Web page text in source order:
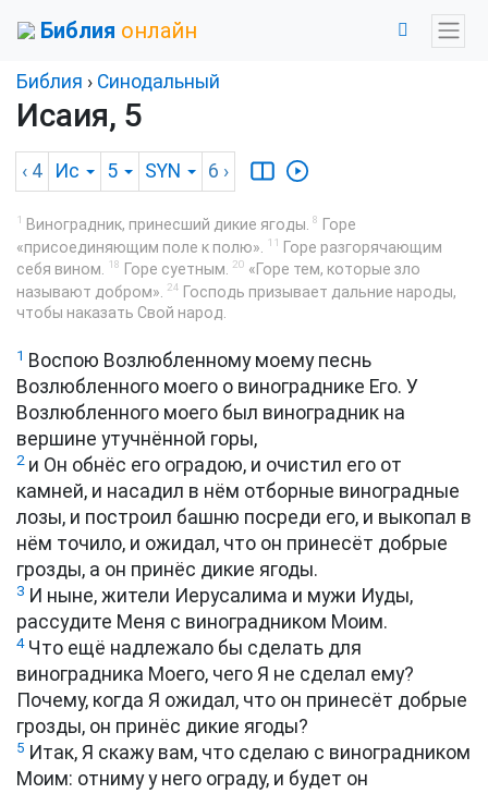
Библия онлайн
Библия › Синодальный
Исаия, 5
‹ 4 Ис 5 SYN 6 ›
1 Виноградник, принесший дикие ягоды. 8
Горе
«присоединяющим поле к полю».
11 Горе разгорячающим
себя вином.
18 Горе суетным. 20 «Горе тем, которые зло
называют добром».
24 Господь призывает дальние народы,
чтобы наказать Свой народ.
1 Воспою Возлюбленному моему песнь
Возлюбленного моего о винограднике Его. У
Возлюбленного моего был виноградник на
вершине утучнённой горы,
2и Он обнёс его оградою, и очистил его от
камней, и насадил в нём отборные виноградные
лозы, и построил башню посреди его, и выкопал в
нём точило, и ожидал, что он принесёт добрые
грозды, а он принёс дикие ягоды.
3 И ныне, жители Иерусалима и мужи Иуды,
рассудите Меня с виноградником Моим.
4Что ещё надлежало бы сделать для
виноградника Моего, чего Я не сделал ему?
Почему, когда Я ожидал, что он принесёт добрые
грозды, он принёс дикие ягоды?
5 Итак, Я скажу вам, что сделаю с виноградником
Моим: отниму у него ограду, и будет он